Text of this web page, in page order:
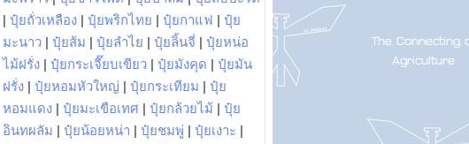
| ปุ๋ยถั่วเหลือง | ปุ๋ยพริกไทย | ปุ๋ยกาแฟ | ปุ๋ย
มะนาว | ปุ๋ยส้ม | ปุ๋ยลำไย | ปุ๋ยลิ้นจี่ | ปุ๋ยหน่อ
ไม้ฝรั่ง | ปุ๋ยกระเจี๊ยบเขียว | ปุ๋ยมังคุด | ปุ๋ยมัน
ฝรั่ง | ปุ๋ยหอมหัวใหญ่ | ปุ๋ยกระเทียม | ปุ๋ย
หอมแดง | ปุ๋ยมะเขือเทศ | ปุ๋ยกล้วยไม้ | ปุ๋ย
อินทผลัม | ปุ๋ยน้อยหน่า | ปุ๋ยชมพู่ | ปุ๋ยเงาะ |